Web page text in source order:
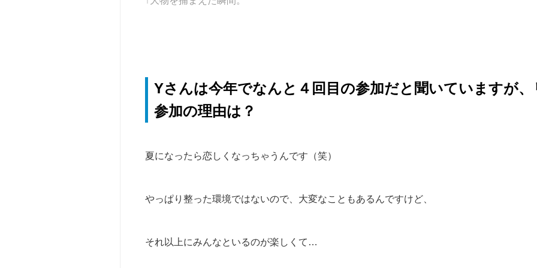
Yさんは今年でなんと４回目の参加だと聞いていますが
参加の理由は？
夏になったら恋しくなっちゃうんです（笑）
やっぱり整った環境ではないので、大変なこともあるんですけど、
それ以上にみんなといるのが楽しくて…